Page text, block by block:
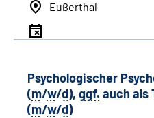
Eußerthal
Psychologischer
(m/w/d), ggf. auch als
(m/w/d)